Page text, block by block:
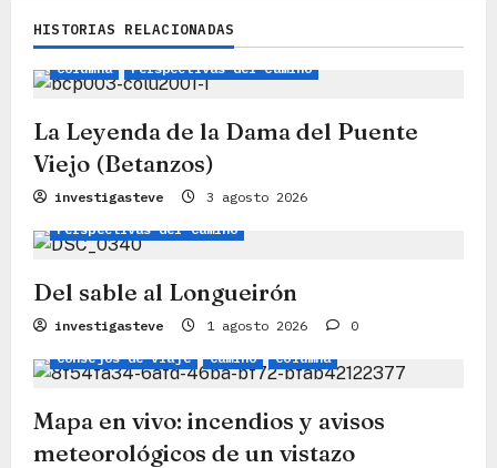
a
c
i
ó
n
e
e
n
t
r
a
HISTORIAS RELACIONADAS
Leyendas, Mitos e Historias
Columna Perspectivas del Camino
La Leyenda de la Dama del Puente
Viejo (Betanzos)
investigasteve 3 agosto 2026
Columna Consejos de viaje
Perspectivas del Camino
Del sable al Longueirón
investigasteve 1 agosto 2026
0
Consejos de viaje
Camino Columna
Mapa en vivo: incendios y avisos
meteorológicos de un vistazo